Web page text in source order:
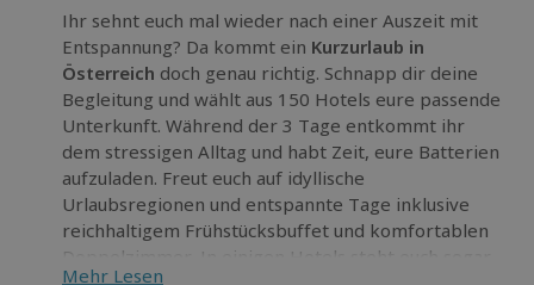
Ihr sehnt euch mal wieder nach einer Auszeit mit
Entspannung? Da kommt ein Kurzurlaub in
Österreich doch genau richtig. Schnapp dir deine
Begleitung und wählt aus 150 Hotels eure passende
Unterkunft. Während der 3 Tage entkommt ihr
dem stressigen Alltag und habt Zeit, eure Batterien
aufzuladen. Freut euch auf idyllische
Urlaubsregionen und entspannte Tage inklusive
reichhaltigem Frühstücksbuffet und komfortablen
Doppelzimmer. In einigen Hotels steht euch sogar
Mehr Lesen